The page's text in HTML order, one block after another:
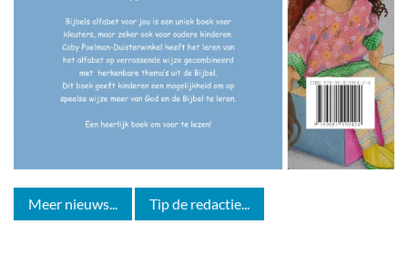
Meer nieuws... Tip de redactie...